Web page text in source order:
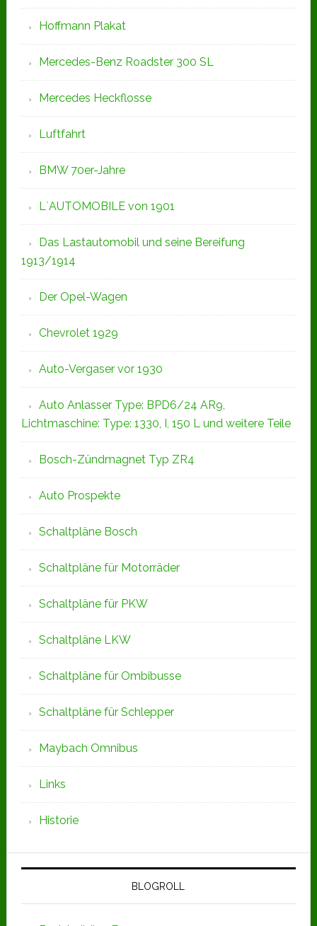
Hoffmann Plakat
Mercedes-Benz Roadster 300 SL
Mercedes Heckflosse
Luftfahrt
BMW 70er-Jahre
L`AUTOMOBILE von 1901
Das Lastautomobil und seine Bereifung
1913/1914
Der Opel-Wagen
Chevrolet 1929
Auto-Vergaser vor 1930
Auto Anlasser Type: BPD6/24 AR9,
Lichtmaschine: Type: 1330, I, 150 L und weitere Teile
Bosch-Zündmagnet Typ ZR4
Auto Prospekte
Schaltpläne Bosch
Schaltpläne für Motorräder
Schaltpläne für PKW
Schaltpläne LKW
Schaltpläne für Ombibusse
Schaltpläne für Schlepper
Maybach Omnibus
Links
Historie
BLOGROLL